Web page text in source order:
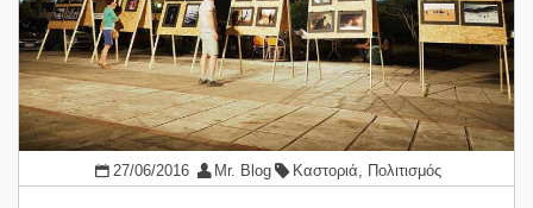
27/06/2016 Mr. Blog Καστοριά Πολιτισμός